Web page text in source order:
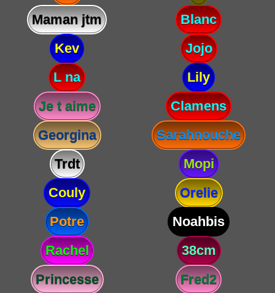
Maman jtm
Blanc
Kev
Jojo
L na
Lily
Je t aime
Clamens
Georgina
Sarahnouche
Trdt
Mopi
Couly
Orelie
Potre
Noahbis
Rachel
38cm
Princesse
Fred2